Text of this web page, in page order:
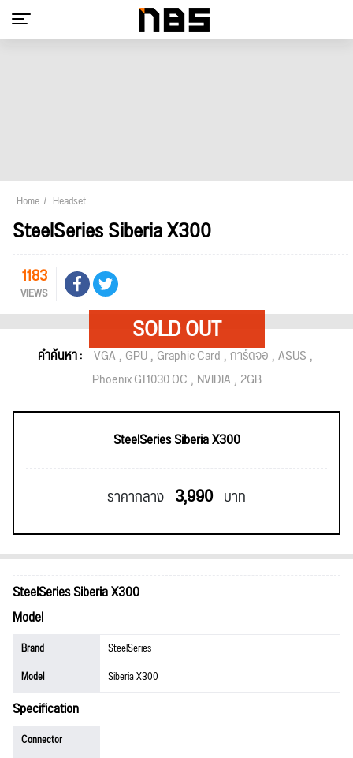
Home Headset
SteelSeries Siberia X300
1183
VIEWS
คำค้นหา : VGA GPU Graphic Card การ์ดจอ ASUS
Phoenix GT1030 OC NVIDIA 2GB
SteelSeries Siberia X300
ราคากลาง 3,990 บาท
SteelSeries Siberia X300
Model
Brand
SteelSeries
Model
Siberia X300
Specification
Connector